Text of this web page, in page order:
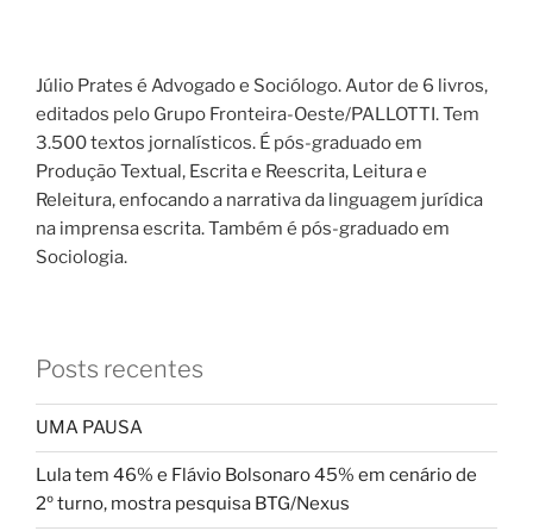
Júlio Prates é Advogado e Sociólogo. Autor de 6 livros,
editados pelo Grupo Fronteira-Oeste/PALLOTTI. Tem
3.500 textos jornalísticos. É pós-graduado em
Produção Textual, Escrita e Reescrita, Leitura e
Releitura, enfocando a narrativa da linguagem jurídica
na imprensa escrita. Também é pós-graduado em
Sociologia.
Posts recentes
UMA PAUSA
Lula tem 46% e Flávio Bolsonaro 45% em cenário de
2º turno, mostra pesquisa BTG/Nexus